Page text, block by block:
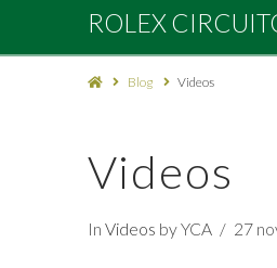
Rolex
Sur
ROLEX
Blog Videos
Videos
In Videos by YCA 27